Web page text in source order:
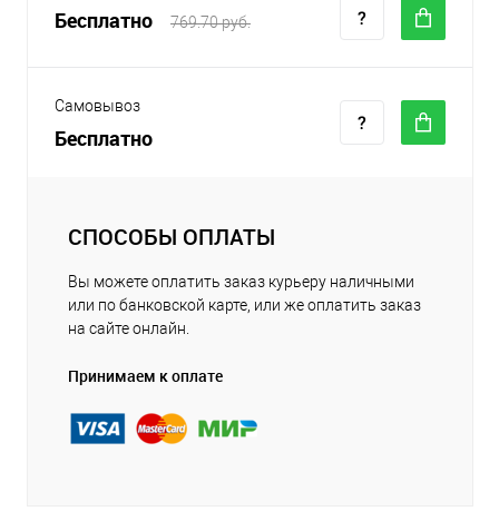
Бесплатно 769.70 руб.
Самовывоз
Бесплатно
СПОСОБЫ ОПЛАТЫ
Вы можете оплатить заказ курьеру наличными
или по банковской карте, или же оплатить заказ
на сайте онлайн.
Принимаем к оплате